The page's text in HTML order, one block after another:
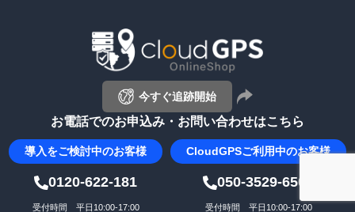
今すぐ追跡開始
お電話でのお申込み・お問い合わせはこちら
導入をご検討中のお客様 CloudGPSご利用中のお客様
0120-622-181 050-3529-6500
受付時間 平日10:00-17:00 受付時間 平日10:00-17:00